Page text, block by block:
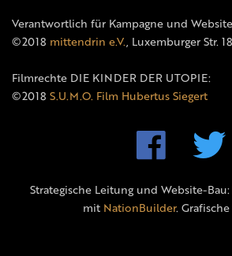
Verantwortlich für Kampagne und
©2018 mittendrin e.V., Luxemburger Str.
Filmrechte DIE KINDER DER UTOPIE:
©2018 S.U.M.O. Film Hubertus Siegert
Strategische Leitung und Website-Bau:
mit NationBuilder.